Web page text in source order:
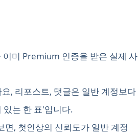
미 Premium 인증을 받은 실제 사
, 리포스트, 댓글은 일반 계정보다
있는 한 표'입니다.
, 첫인상의 신뢰도가 일반 계정